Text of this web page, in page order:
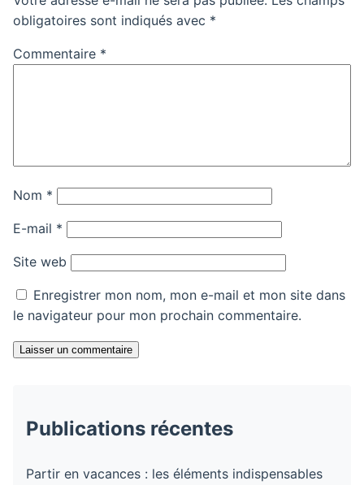
obligatoires sont indiqués avec *
Commentaire *
Nom *
E-mail *
Site web
Enregistrer mon nom, mon e-mail et mon site dans
le navigateur pour mon prochain commentaire.
Laisser un commentaire
Publications récentes
Partir en vacances : les éléments indispensables